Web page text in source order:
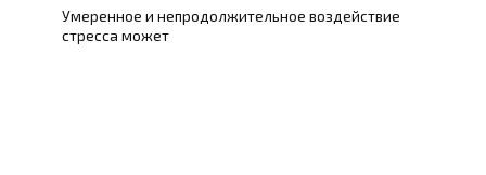
Умеренное и непродолжительное воздействие
стресса может